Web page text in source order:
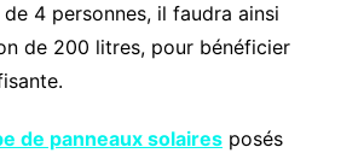
4 personnes, il faudra ainsi
de 200 litres, pour bénéficier
de panneaux solairesposés